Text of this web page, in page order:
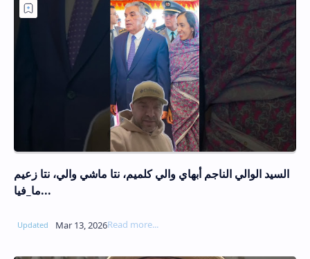
السيد الوالي الناجم أبهاي والي كلميم، نتا ماشي والي، نتا زعيم
ما_فيا...